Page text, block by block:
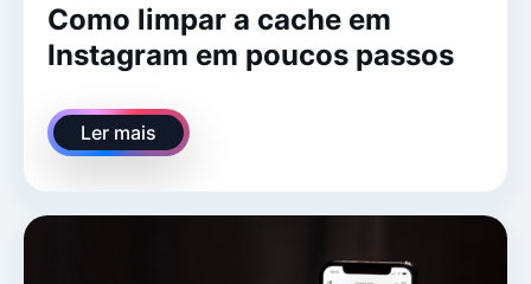
Como limpar a cache em
Instagram em poucos passos
Ler mais